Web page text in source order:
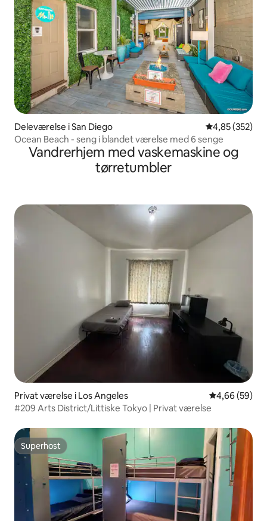
Deleværelse i San Diego 4,85 ud af 5 i
4,85 (352)
Ocean Beach - seng i blandet værelse med 6 senge
Vandrerhjem med vaskemaskine og
tørretumbler
Privat værelse i Los Angeles 4,66 ud af 5 i
4,66 (59)
#209 Arts District/Littiske Tokyo | Privat værelse
Superhost
Superhost